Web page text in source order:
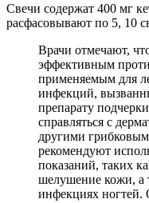
Свечи содержат 400 мг
расфасовывают по 5, 10
Врачи отмечают,
эффективным
применяемым для
инфекций,
препарату
справляться с
другими
рекомендуют
показаний, таких
шелушение кожи, а
инфекциях ногтей.